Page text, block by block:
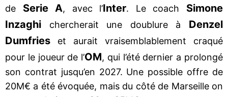
de Serie A, avec l’Inter. Le coach Simone
Inzaghi
chercherait une doublure à Denzel
Dumfries
et aurait vraisemblablement craqué
pour le joueur de l’OM, qui l’été dernier a prolongé
son contrat jusqu’en 2027. Une possible offre de
20M€ a été évoquée, mais du côté de Marseille on